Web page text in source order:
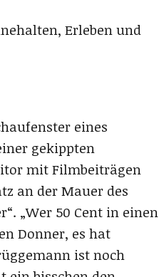
Erleben und
eines
gekippten
mit Filmbeiträgen
an der Mauer des
„Wer 50 Cent in einen
Donner, es hat
ist noch